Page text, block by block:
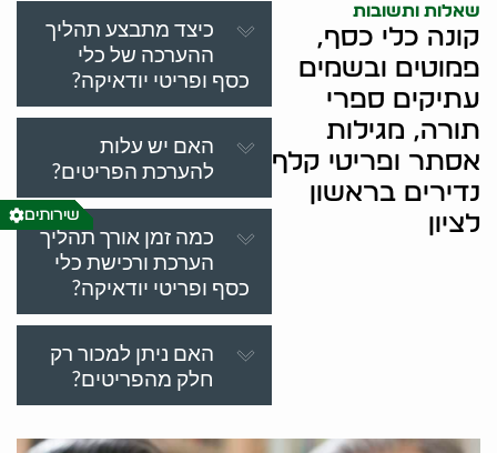
שאלות ותשובות
קונה כלי כסף,
פמוטים ובשמים
עתיקים ספרי
תורה, מגילות
אסתר ופריטי קלף
נדירים בראשון
לציון
כיצד מתבצע תהליך
ההערכה של כלי
כסף ופריטי יודאיקה?
האם יש עלות
להערכת הפריטים?
כמה זמן אורך תהליך
הערכת ורכישת כלי
כסף ופריטי יודאיקה?
האם ניתן למכור רק
חלק מהפריטים?
שירותים